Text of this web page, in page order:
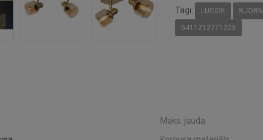
Tagi: LUCIDE BJORN
5411212771223
Maks. jauda